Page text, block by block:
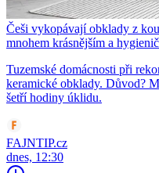
Češi vykopávají obklady z
mnohem krásnějším a
Tuzemské domácnosti při
keramické obklady. Důvod?
šetří hodiny úklidu.
FAJNTIP.cz
dnes, 12:30